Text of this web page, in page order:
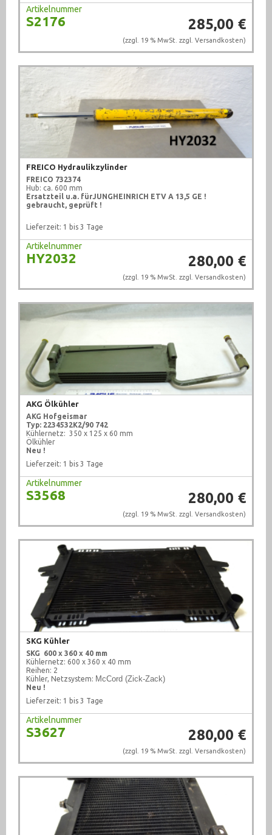
Artikelnummer
S2176 285,00 €
(zzgl. 19 % MwSt. zzgl. Versandkosten)
FREICO Hydraulikzylinder
FREICO 732374
Hub: ca. 600 mm
Ersatzteil u.a. fürJUNGHEINRICH ETV A 13,5 GE !
gebraucht, geprüft !
Lieferzeit: 1 bis 3 Tage
Artikelnummer
HY2032 280,00 €
(zzgl. 19 % MwSt. zzgl. Versandkosten)
AKG Ölkühler
AKG Hofgeismar
Typ: 2234532K2/90 742
Kühlernetz: 350 x 125 x 60 mm
Ölkühler
Neu !
Lieferzeit: 1 bis 3 Tage
Artikelnummer
S3568 280,00 €
(zzgl. 19 % MwSt. zzgl. Versandkosten)
SKG Kühler
SKG
600 x 360 x 40 mm
Kühlernetz: 600 x 360 x 40 mm
Reihen: 2
Kühler, Netzsystem: McCord (Zick-Zack)
Neu !
Lieferzeit: 1 bis 3 Tage
Artikelnummer
S3627 280,00 €
(zzgl. 19 % MwSt. zzgl. Versandkosten)